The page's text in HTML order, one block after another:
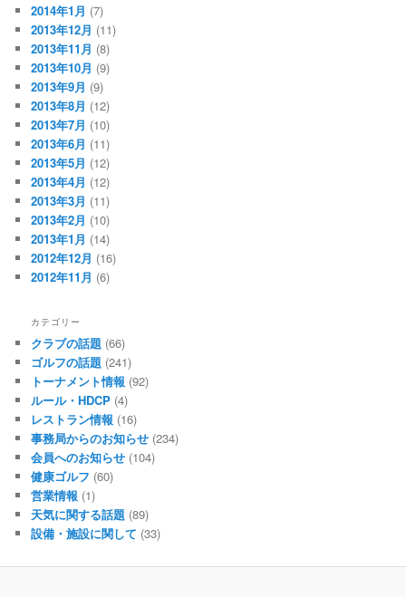
2014年1月 (7)
2013年12月 (11)
2013年11月 (8)
2013年10月 (9)
2013年9月 (9)
2013年8月 (12)
2013年7月 (10)
2013年6月 (11)
2013年5月 (12)
2013年4月 (12)
2013年3月 (11)
2013年2月 (10)
2013年1月 (14)
2012年12月 (16)
2012年11月 (6)
カテゴリー
クラブの話題 (66)
ゴルフの話題 (241)
トーナメント情報 (92)
ルール・HDCP (4)
レストラン情報 (16)
事務局からのお知らせ (234)
会員へのお知らせ (104)
健康ゴルフ (60)
営業情報 (1)
天気に関する話題 (89)
設備・施設に関して (33)